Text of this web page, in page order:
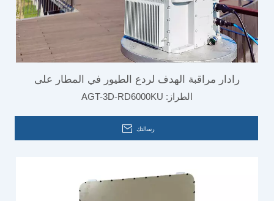
رادار مراقبة الهدف لردع الطيور في المطار على
ارتفاعات منخفضةالطراز: AGT-3D-RD6000KU
رسالتك